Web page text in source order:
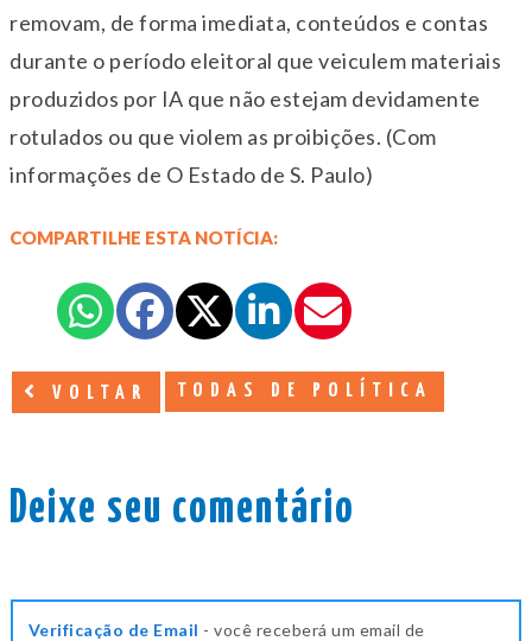
removam, de forma imediata, conteúdos e contas
durante o período eleitoral que veiculem materiais
produzidos por IA que não estejam devidamente
rotulados ou que violem as proibições. (Com
informações de O Estado de S. Paulo)
COMPARTILHE ESTA NOTÍCIA:
VOLTAR TODAS DE POLÍTICA
Deixe seu comentário
Verificação de Email - você receberá um email de